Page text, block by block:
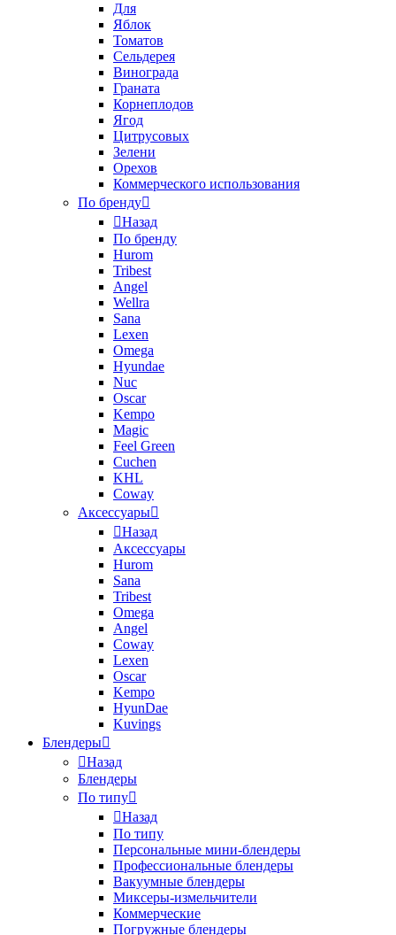
Для
Яблок
Томатов
Cельдерея
Винограда
Граната
Корнеплодов
Ягод
Цитрусовых
Зелени
Орехов
Коммерческого использования
По бренду
Назад
По бренду
Hurom
Tribest
Angel
Wellra
Sana
Lexen
Omega
Hyundae
Nuc
Oscar
Kempo
Magic
Feel Green
Cuchen
KHL
Coway
Аксессуары
Назад
Аксессуары
Hurom
Sana
Tribest
Omega
Angel
Coway
Lexen
Oscar
Kempo
HyunDae
Kuvings
Блендеры
Назад
Блендеры
По типу
Назад
По типу
Персональные мини-блендеры
Профессиональные блендеры
Вакуумные блендеры
Миксеры-измельчители
Коммерческие
Погружные блендеры